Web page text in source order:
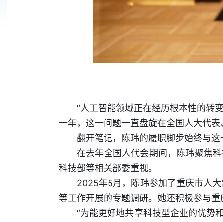
“人工智能领域正在经历根本性的转
一年，这一问题一直盘旋在全国人大代
翻开笔记，陈玮的履职脚步始终与
在去年全国人代会期间，陈玮聚焦
科技部等相关部委重视。
2025年5月，陈玮参加了重庆市人
等工作开展的专题调研。她还积极参与
“为能更好地共享科技型企业的优势